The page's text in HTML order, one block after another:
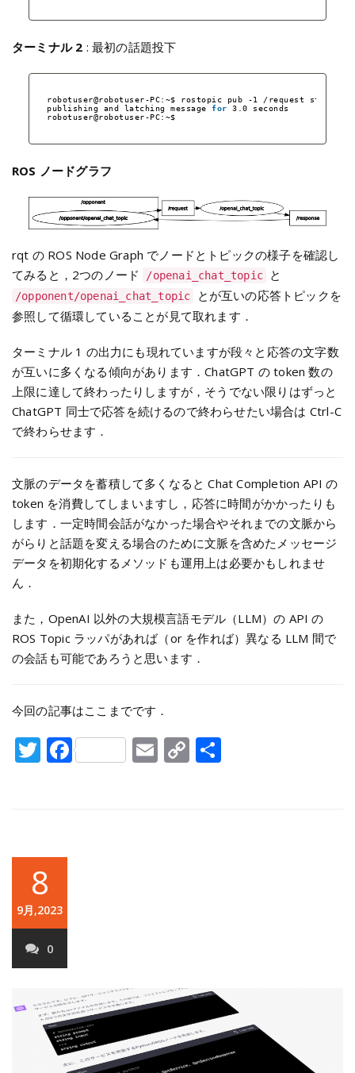
ターミナル 2 : 最初の話題投下
robotuser@robotuser-PC:~$ rostopic pub -1 /request std_msgs
publishing and latching message for
3.0 seconds
robotuser@robotuser-PC:~$
ROS ノードグラフ
rqt の ROS Node Graph でノードとトピックの様子を確認し
てみると，2つのノード
/openai_chat_topic と
/opponent/openai_chat_topic
とが互いの応答トピックを
参照して循環していることが見て取れます．
ターミナル 1 の出力にも現れていますが段々と応答の文字数
が互いに多くなる傾向があります．ChatGPT の token 数の
上限に達して終わったりしますが，そうでない限りはずっと
ChatGPT 同士で応答を続けるので終わらせたい場合は Ctrl-C
で終わらせます．
文脈のデータを蓄積して多くなると Chat Completion API の
token を消費してしまいますし，応答に時間がかかったりも
します．一定時間会話がなかった場合やそれまでの文脈から
がらりと話題を変える場合のために文脈を含めたメッセージ
データを初期化するメソッドも運用上は必要かもしれませ
ん．
また，OpenAI 以外の大規模言語モデル（LLM）の API の
ROS Topic ラッパがあれば（or を作れば）異なる LLM 間で
の会話も可能であろうと思います．
今回の記事はここまでです．
Twitter
FacebookEmail
Copy
8
9月,2023
0